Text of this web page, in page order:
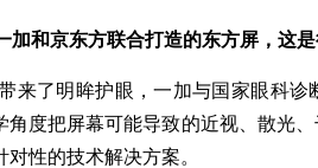
加和京东方联合打造的东方屏，这是
了明眸护眼，一加与国家眼科诊
角度把屏幕可能导致的近视、散光
性的技术解决方案。